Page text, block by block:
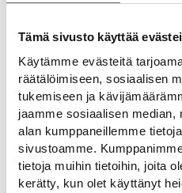
Tämä sivusto käyttää
Käytämme evästeitä
räätälöimiseen, sosiaalisen
tukemiseen ja
jaamme sosiaalisen median,
alan kumppaneillemme
sivustoamme.
tietoja muihin tietoihin, joita
kerätty, kun olet käyttänyt
Emmanuel
museo on Olkkolan
olevassa entisessä
Europaeus (1820-
kerääjä, kielitieteilijä,
tiensä kulkija, joka
aikansa sivistyneistön